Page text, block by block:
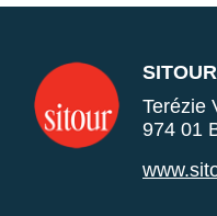
Terézie
974 01